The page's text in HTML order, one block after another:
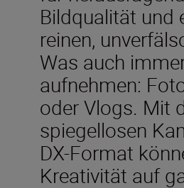
Bildqualität und
reinen,
Was auch
aufnehmen:
oder Vlogs. Mit
spiegellosen
DX-Format
Kreativität auf